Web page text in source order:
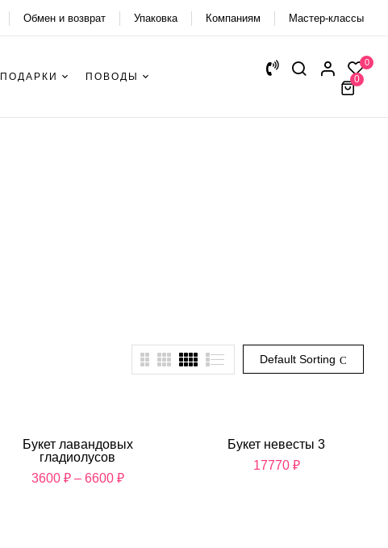
Обмен и возврат Упаковка Компаниям Мастер-классы
ПОДАРКИ ПОВОДЫ
0
0
Default Sorting
Букет лавандовых
гладиолусов
3600 ₽– 6600 ₽
Букет невесты 3
17770 ₽